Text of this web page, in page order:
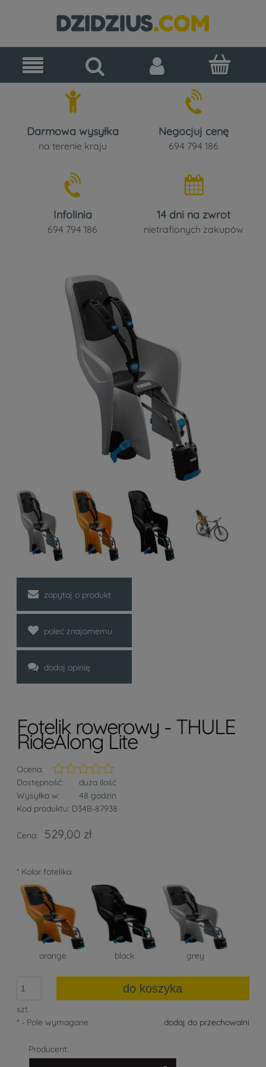
Darmowa wysyłka
na terenie kraju
Negocjuj cenę
694 794 186
Infolinia
694 794 186
14 dni na zwrot
nietrafionych zakupów
zapytaj o produkt
poleć znajomemu
dodaj opinię
Fotelik rowerowy - THULE
RideAlong Lite
Ocena:
Dostępność:
duża ilość
Wysyłka w:
48 godzin
Kod produktu: D34B-87938
Cena: 529,00 zł
* Kolor fotelika:
orange black grey
szt.
do koszyka
dodaj do przechowalni
* - Pole wymagane
Producent: